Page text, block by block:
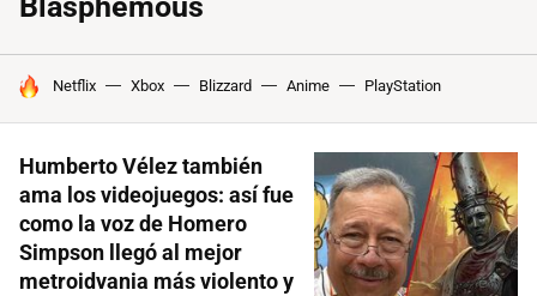
HOY SE HABLA DE
Netflix Xbox Blizzard Anime PlayStation
Humberto Vélez también
ama los videojuegos: así fue
como la voz de Homero
Simpson llegó al mejor
metroidvania más violento y